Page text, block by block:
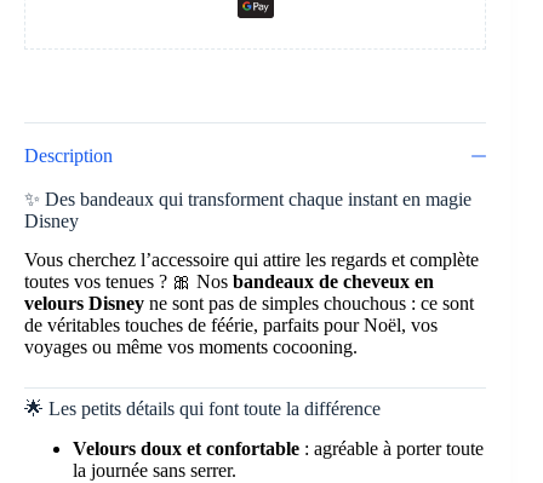
Description
✨ Des bandeaux qui transforment chaque instant en magie
Disney
Vous cherchez l’accessoire qui attire les regards et complète
toutes vos tenues ? 🎀 Nos bandeaux de cheveux en
velours Disney ne sont pas de simples chouchous : ce sont
de véritables touches de féérie, parfaits pour Noël, vos
voyages ou même vos moments cocooning.
🌟 Les petits détails qui font toute la différence
Velours doux et confortable : agréable à porter toute
la journée sans serrer.